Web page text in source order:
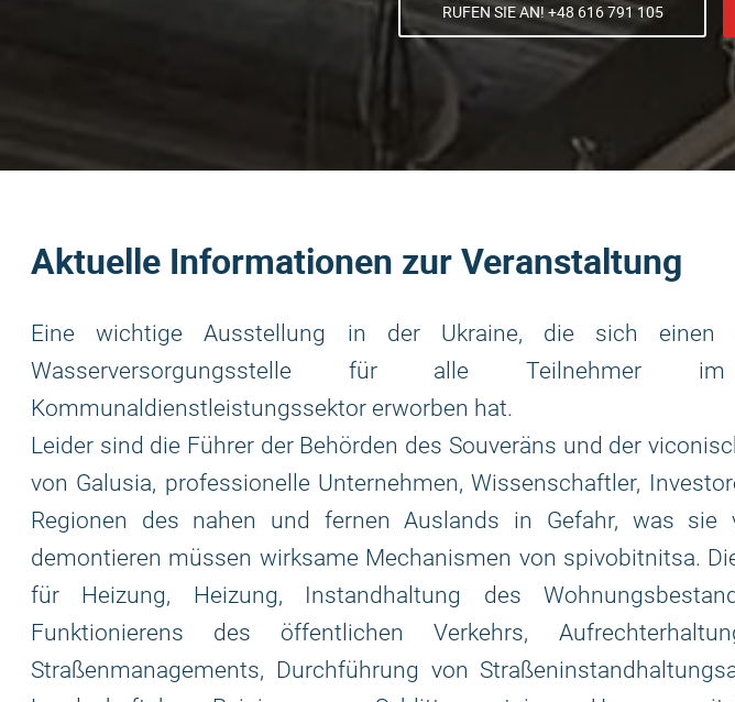
RUFEN SIE AN! +48 616 791 105
Aktuelle Informationen zur Veranstaltung
Eine wichtige Ausstellung in der Ukraine, die sich einen
Wasserversorgungsstelle für alle Teilnehmer
Kommunaldienstleistungssektor erworben hat.
Leider sind die Führer der Behörden des Souveräns und der
von Galusia, professionelle Unternehmen, Wissenschaftler,
Regionen des nahen und fernen Auslands in Gefahr, was sie
demontieren müssen wirksame Mechanismen von spіvоbіtnitsa.
für Heizung, Heizung, Instandhaltung des
Funktionierens des öffentlichen Verkehrs,
Straßenmanagements, Durchführung von